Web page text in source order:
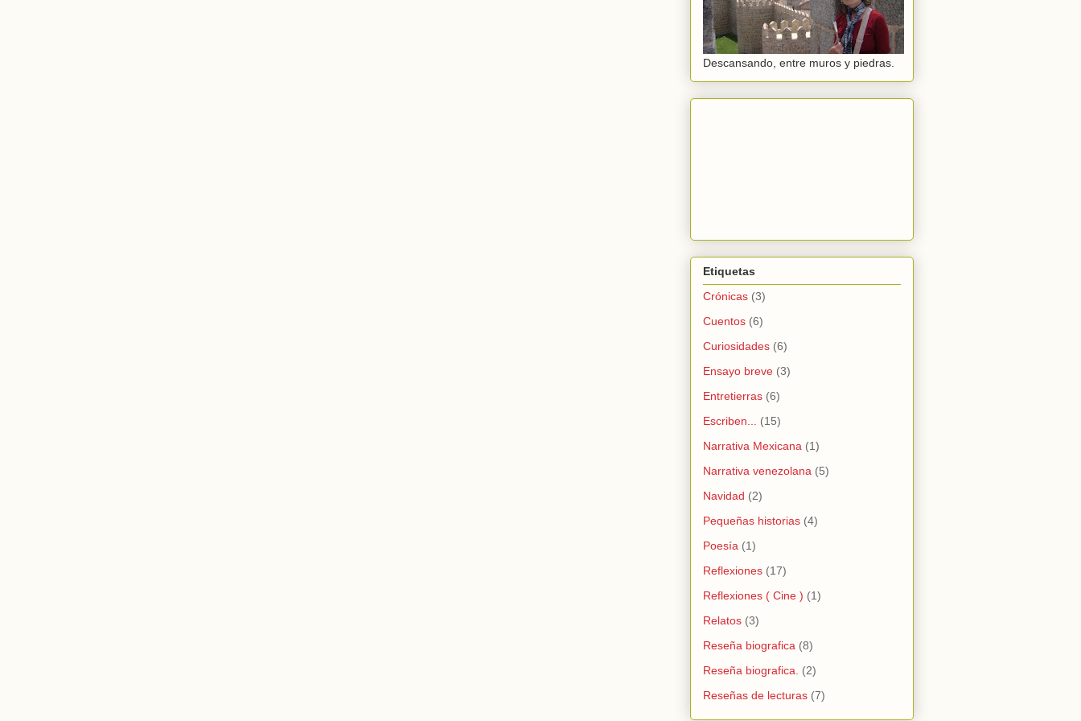
Descansando, entre muros y piedras.
Etiquetas
Crónicas (3)
Cuentos (6)
Curiosidades (6)
Ensayo breve (3)
Entretierras (6)
Escriben...
(15)
Narrativa Mexicana (1)
Narrativa venezolana (5)
Navidad (2)
Pequeñas historias (4)
Poesía (1)
Reflexiones (17)
Reflexiones ( Cine ) (1)
Relatos (3)
Reseña biografica (8)
Reseña biografica.
(2)
Reseñas de lecturas (7)